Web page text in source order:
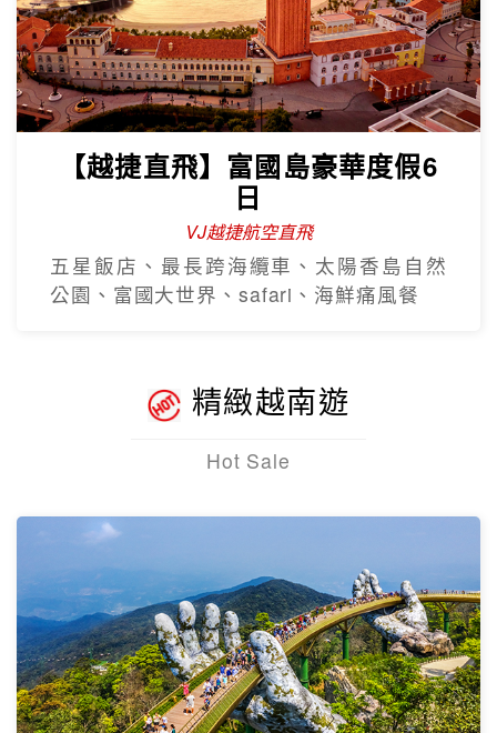
【越捷直飛】富國島豪華度假6
日
VJ越捷航空直飛
五星飯店、最長跨海纜車、太陽香島自然
公園、富國大世界、safari、海鮮痛風餐
精緻越南遊
Hot Sale